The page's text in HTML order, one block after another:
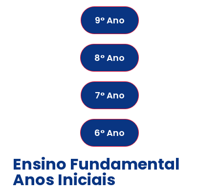
9° Ano
8° Ano
7° Ano
6° Ano
Ensino Fundamental
Anos Iniciais